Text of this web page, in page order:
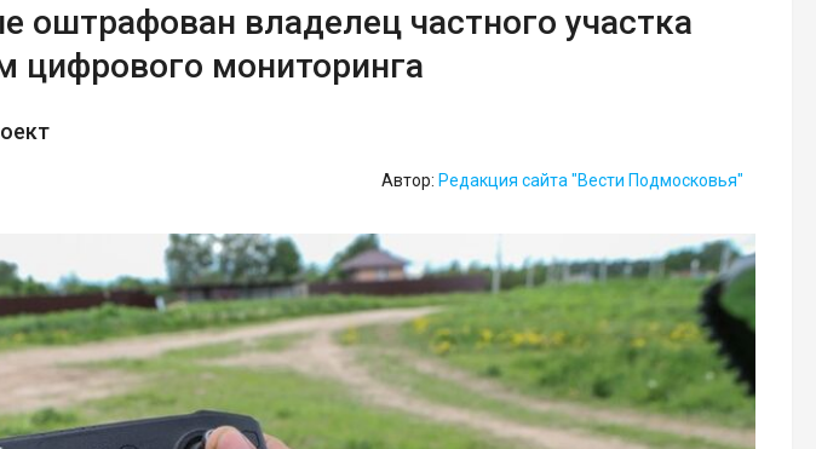
оштрафован владелец частного участка
цифрового мониторинга
Автор: Редакция сайта "Вести Подмосковья"